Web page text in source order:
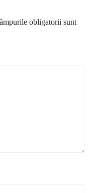
obligatorii sunt